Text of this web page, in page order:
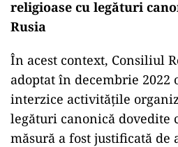
religioase cu legături
Rusia
În acest context, Consiliul
adoptat în decembrie 2022
interzice activitățile
legături canonică dovedite
măsură a fost justificată de